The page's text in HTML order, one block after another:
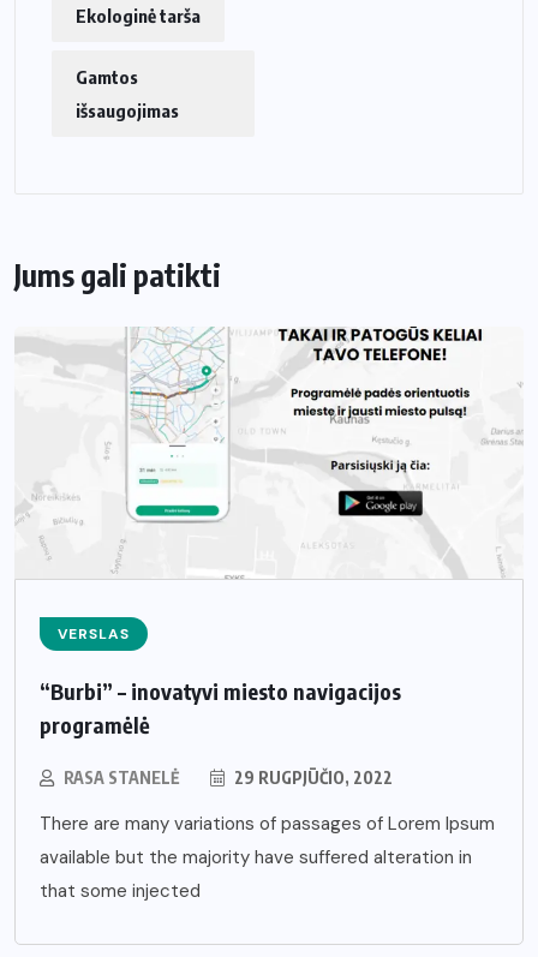
Ekologinė tarša
Gamtos
išsaugojimas
Jums gali patikti
VERSLAS
“Burbi” – inovatyvi miesto navigacijos
programėlė
RASA STANELĖ 29 RUGPJŪČIO, 2022
There are many variations of passages of Lorem Ipsum
available but the majority have suffered alteration in
that some injected